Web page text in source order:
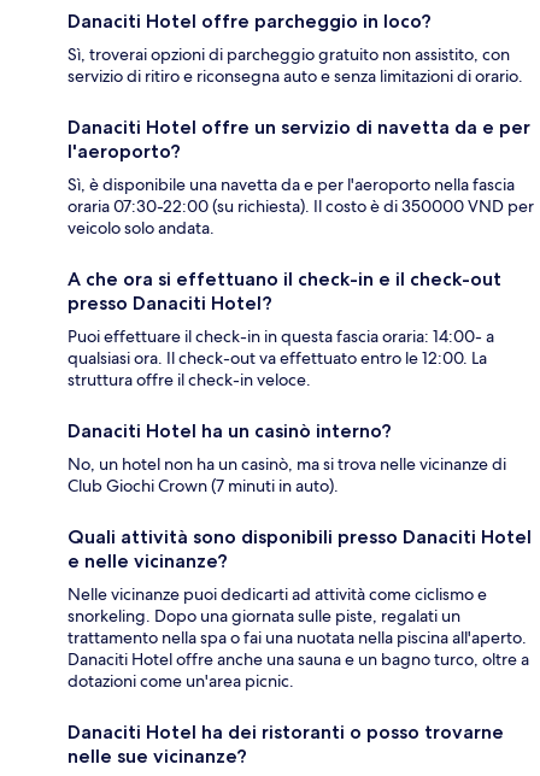
Danaciti Hotel offre parcheggio in loco?
Sì, troverai opzioni di parcheggio gratuito non assistito, con
servizio di ritiro e riconsegna auto e senza limitazioni di orario.
Danaciti Hotel offre un servizio di navetta da e per
l'aeroporto?
Sì, è disponibile una navetta da e per l'aeroporto nella fascia
oraria 07:30-22:00 (su richiesta). Il costo è di 350000 VND per
veicolo solo andata.
A che ora si effettuano il check-in e il check-out
presso Danaciti Hotel?
Puoi effettuare il check-in in questa fascia oraria: 14:00- a
qualsiasi ora. Il check-out va effettuato entro le 12:00. La
struttura offre il check-in veloce.
Danaciti Hotel ha un casinò interno?
No, un hotel non ha un casinò, ma si trova nelle vicinanze di
Club Giochi Crown (7 minuti in auto).
Quali attività sono disponibili presso Danaciti Hotel
e nelle vicinanze?
Nelle vicinanze puoi dedicarti ad attività come ciclismo e
snorkeling. Dopo una giornata sulle piste, regalati un
trattamento nella spa o fai una nuotata nella piscina all'aperto.
Danaciti Hotel offre anche una sauna e un bagno turco, oltre a
dotazioni come un'area picnic.
Danaciti Hotel ha dei ristoranti o posso trovarne
nelle sue vicinanze?